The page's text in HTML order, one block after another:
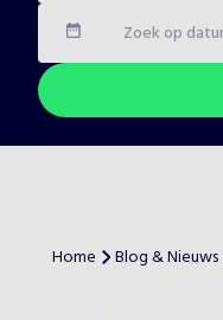
Datum
Home > Blog & Nieuws